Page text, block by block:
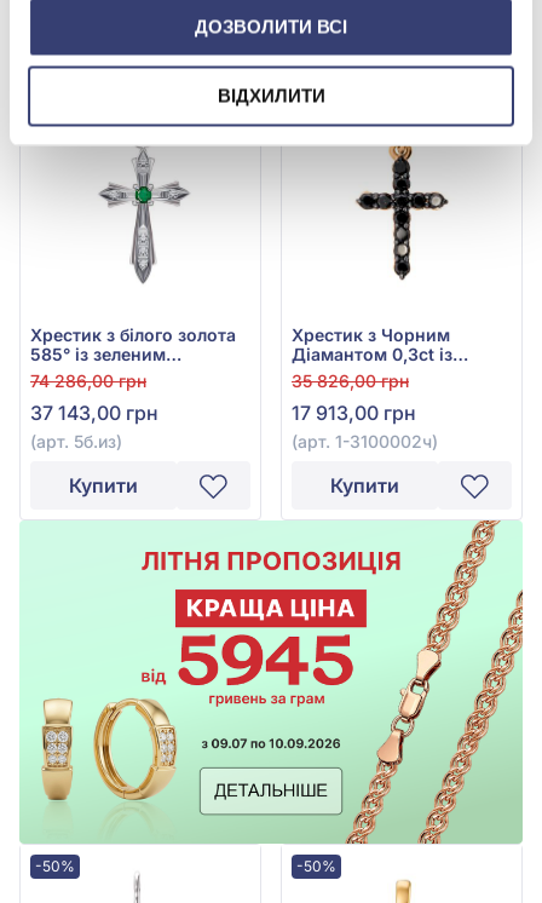
ДОЗВОЛИТИ ВСІ
ВІДХИЛИТИ
Купити
Хрестик з білого золота
585° із зеленим
смарагдом 0,13ct та
діамантами 0,112ct, арт.
5б.из
74 286,00 грн
37 143,00 грн
(арт. 5б.из)
Купити
-50%
Хрестик з Чорним
Діамантом 0,3ct із
червоного золота 585°,
арт. 1-3100002ч
35 826,00 грн
17 913,00 грн
(арт. 1-3100002ч)
Купити
-50% -50%